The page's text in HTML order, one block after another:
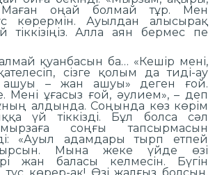
Маған оңай болмай тұр. Мен
көрермін. Ауылдан алысырақ
Алла аян бермес пе
қуанбасын ба… «Кешір мені,
сізге қолым да тиді-ау
ашуы – жан ашуы» деген ғой.
Мені ұғасыз ғой, әулием», – деп
алдында. Соңында көз көрім
үй тіккізді. Бұл болса сәл
соңғы тапсырмасын
«Ауыл адамдары тырп етпей
Мына жеке үйде өзі
жан баласы келмесін. Бүгін